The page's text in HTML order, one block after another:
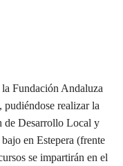
la Fundación Andaluza
realizar la
de Desarrollo Local y
en Estepera (frente
se impartirán en el